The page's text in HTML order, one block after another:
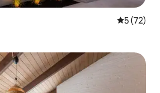
औसत रेटिंग
5 (72)